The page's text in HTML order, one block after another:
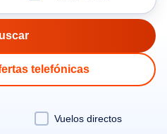
telefónicas
Vuelos directos